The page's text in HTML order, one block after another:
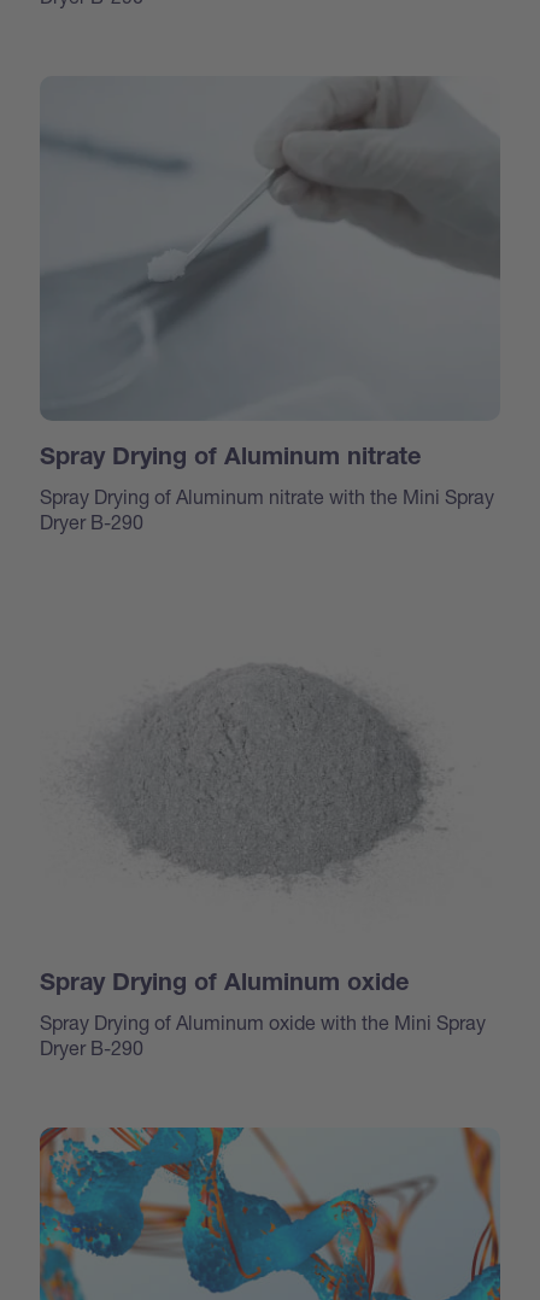
Spray Drying of Aluminum nitrate
Spray Drying of Aluminum nitrate with the Mini Spray
Dryer B-290
Spray Drying of Aluminum oxide
Spray Drying of Aluminum oxide with the Mini Spray
Dryer B-290